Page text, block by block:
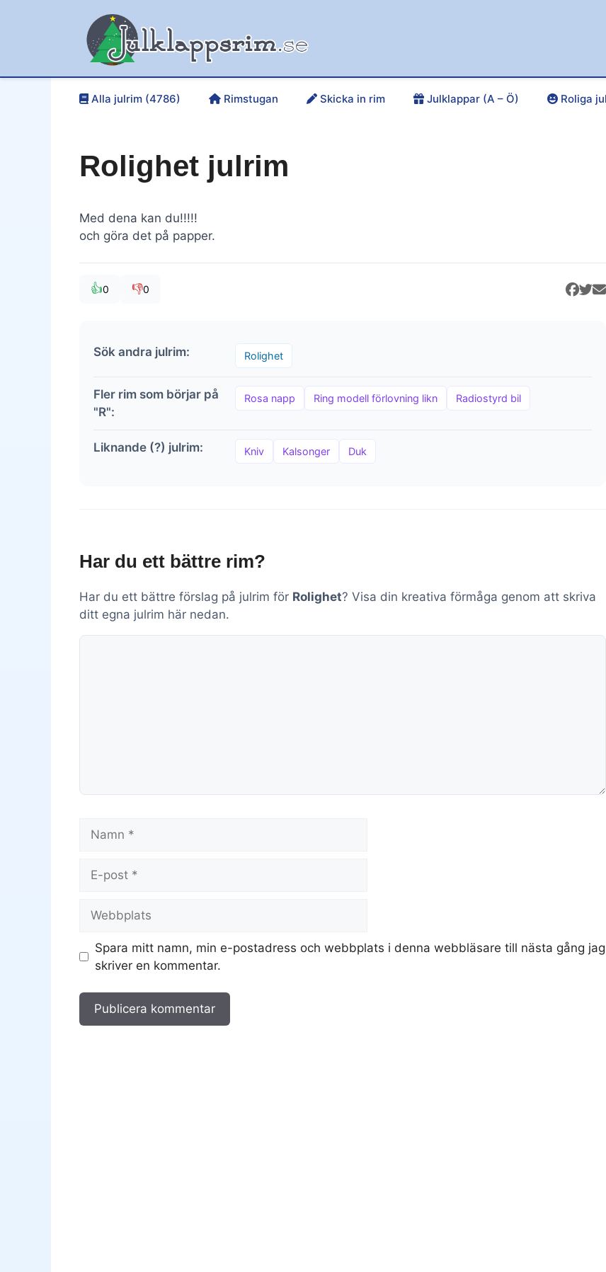
Alla julrim (4786) Rimstugan Skicka in rim Julklappar (A – Ö) Roliga
Rolighet julrim
Med dena kan du!!!!!
och göra det på papper.
👍0 👎0
Sök andra julrim: Rolighet
Fler rim som börjar på
"R":
Rosa napp Ring modell förlovning likn Radiostyrd bil
Liknande (?) julrim: Kniv Kalsonger Duk
Har du ett bättre rim?
Har du ett bättre förslag på julrim för Rolighet? Visa din kreativa förmåga genom att skriva
ditt egna julrim här nedan.
Kommentar
post
Spara mitt namn, min e-postadress och webbplats i denna webbläsare till nästa gång jag
skriver en kommentar.